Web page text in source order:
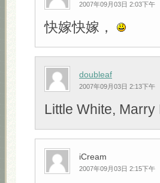
2007年09月03日 2:03下午
快嫁快嫁，
doubleaf
2007年09月03日 2:13下午
Little White, Marry
iCream
2007年09月03日 2:15下午